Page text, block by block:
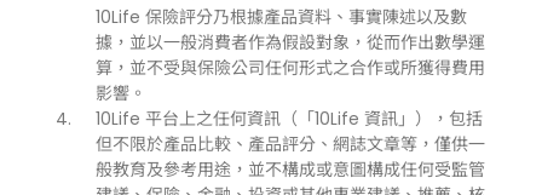
10Life 保險評分乃根據產品資料、事實陳述以及數
據，並以一般消費者作為假設對象，從而作出數學運
算，並不受與保險公司任何形式之合作或所獲得費用
影響。
10Life 平台上之任何資訊（「10Life 資訊」），包括
但不限於產品比較、產品評分、網誌文章等，僅供一
般教育及參考用途，並不構成或意圖構成任何受監管